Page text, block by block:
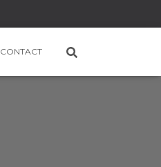
CONTACT